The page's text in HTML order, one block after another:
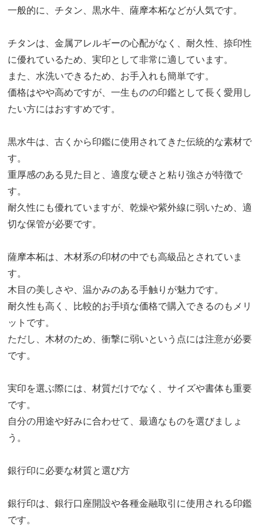
一般的に、チタン、黒水牛、薩摩本柘などが人気です。
チタンは、金属アレルギーの心配がなく、耐久性、捺印性
に優れているため、実印として非常に適しています。
また、水洗いできるため、お手入れも簡単です。
価格はやや高めですが、一生ものの印鑑として長く愛用し
たい方にはおすすめです。
黒水牛は、古くから印鑑に使用されてきた伝統的な素材で
す。
重厚感のある見た目と、適度な硬さと粘り強さが特徴で
す。
耐久性にも優れていますが、乾燥や紫外線に弱いため、適
切な保管が必要です。
薩摩本柘は、木材系の印材の中でも高級品とされていま
す。
木目の美しさや、温かみのある手触りが魅力です。
耐久性も高く、比較的お手頃な価格で購入できるのもメリ
ットです。
ただし、木材のため、衝撃に弱いという点には注意が必要
です。
実印を選ぶ際には、材質だけでなく、サイズや書体も重要
です。
自分の用途や好みに合わせて、最適なものを選びましょ
う。
銀行印に必要な材質と選び方
銀行印は、銀行口座開設や各種金融取引に使用される印鑑
です。